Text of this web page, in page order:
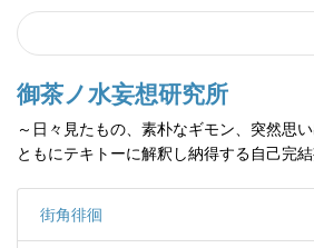
検
索
フ
ォ
ー
ム
Search
御茶ノ水妄想研究所
～日々見たもの、素朴なギモン、突然思
ともにテキトーに解釈し納得する自己完
街角徘徊